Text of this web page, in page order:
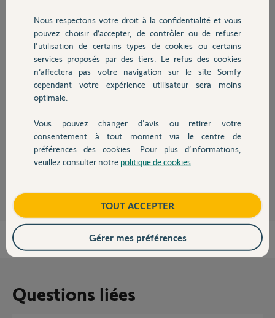
Chauffage
Autres produits
Devis avec un pro
Contact
Réponses
La pile au Lithium CR2032 des badges doit être changée tous les ans,
d'autant plus qu'il n'y a pas de jauge pour donner l'état.
Au changement de pile il est recommandé de faire une réinitialisation du
https://forum.somfy.fr/questions/3256459-retex-badge-somfy-protect
il y a environ 2 ans
Questions liées
Nous respectons votre droit à la confidentialité et vous
pouvez choisir d’accepter, de contrôler ou de refuser
l'utilisation de certains types de cookies ou certains
services proposés par des tiers. Le refus des cookies
n’affectera pas votre navigation sur le site Somfy
cependant votre expérience utilisateur sera moins
optimale.
Vous pouvez changer d'avis ou retirer votre
consentement à tout moment via le centre de
préférences des cookies. Pour plus d’informations,
veuillez consulter notre politique de cookies
TOUT ACCEPTER
Gérer mes préférences